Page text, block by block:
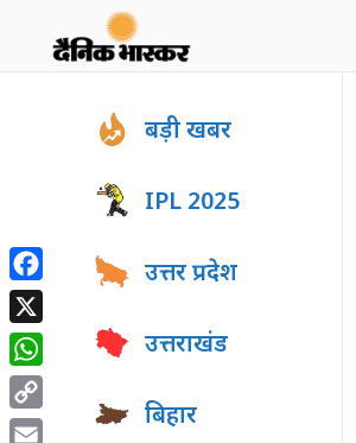
बड़ी खबर
IPL 2025
उत्तर प्रदेश
उत्तराखंड
बिहार
Facebook
X
WhatsApp
Copy